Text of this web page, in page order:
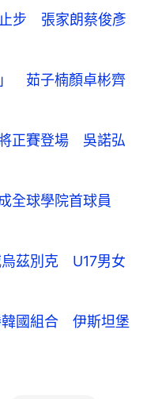
步 張家朗蔡俊彥
茹子楠顏卓彬齊
正賽登場 吳諾弘
全球學院首球員
烏茲別克 U17男女
韓國組合 伊斯坦堡